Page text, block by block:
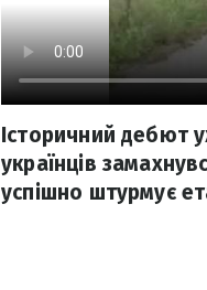
Історичний дебют
українців
успішно штурмує